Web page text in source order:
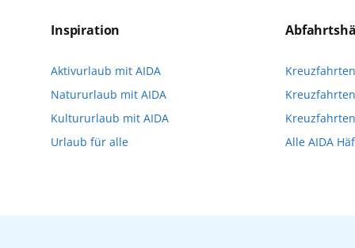
Reservierungsanfrage über aida.de/
Verfügung stehen. Deshalb empfehlen
vorzunehmen.
Inspiration
Aktivurlaub mit AIDA
Natururlaub mit AIDA
Kultururlaub mit AIDA
Urlaub für alle
Alle AIDA